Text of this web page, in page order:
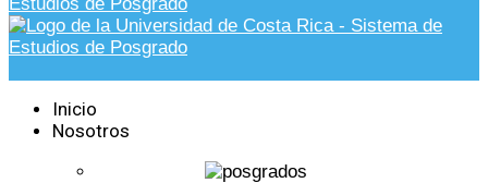
Inicio
Nosotros